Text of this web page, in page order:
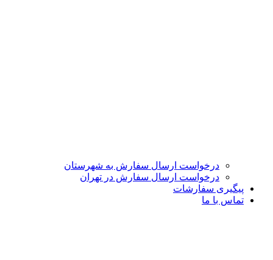
درخواست ارسال سفارش به شهرستان
درخواست ارسال سفارش در تهران
پیگیری سفارشات
تماس با ما